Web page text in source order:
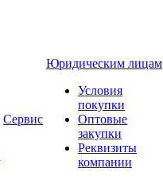
Сервис
Юридическим лицам
Условия
покупки
Оптовые
закупки
Реквизиты
компании